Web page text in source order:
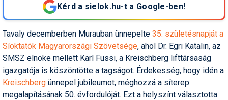
Könyvajánló
Munkavállalás
Pályázatok
Kérd a sielok.hu-t a Google-ben!
Tavaly decemberben Murauban ünnepelte 35. születésnapját a
Síoktatók Magyarországi Szövetsége, ahol Dr. Egri Katalin, az
SMSZ elnöke mellett Karl Fussi, a Kreischberg lifttársaság
igazgatója is köszöntötte a tagságot. Érdekesség, hogy idén a
Kreischberg ünnepel jubileumot, méghozzá a síterep
megalapításának 50. évfordulóját. Ezt a helyszínt választotta